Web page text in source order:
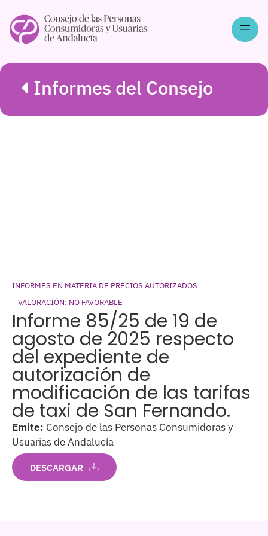
Informes del Consejo
INFORMES EN MATERIA DE PRECIOS AUTORIZADOS
VALORACIÓN: NO FAVORABLE
Informe 85/25 de 19 de
agosto de 2025 respecto
del expediente de
autorización de
modificación de las tarifas
de taxi de San Fernando.
Emite: Consejo de las Personas Consumidoras y
Usuarias de Andalucía
DESCARGAR